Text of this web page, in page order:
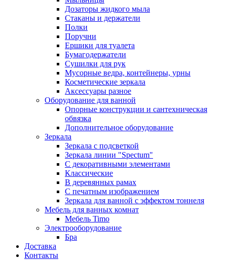
Дозаторы жидкого мыла
Стаканы и держатели
Полки
Поручни
Ершики для туалета
Бумагодержатели
Сушилки для рук
Мусорные ведра, контейнеры, урны
Косметические зеркала
Аксессуары разное
Оборудование для ванной
Опорные конструкции и сантехническая
обвязка
Дополнительное оборудование
Зеркала
Зеркала с подсветкой
Зеркала линии "Spectum"
С декоративными элементами
Классические
В деревянных рамах
С печатным изображением
Зеркала для ванной с эффектом тоннеля
Мебель для ванных комнат
Мебель Timo
Электрооборудование
Бра
Доставка
Контакты